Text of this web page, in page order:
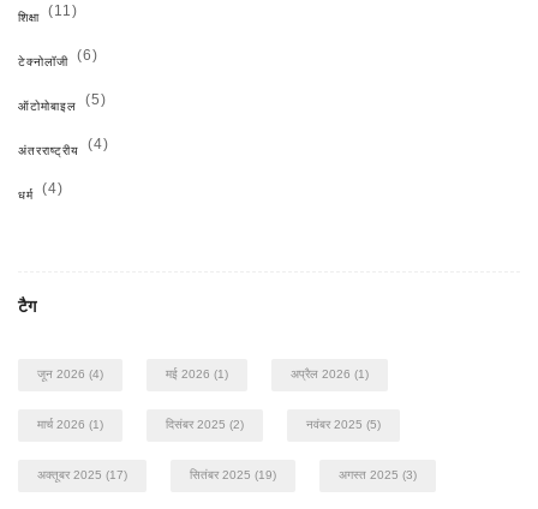
शिक्षा (11)
टेक्नोलॉजी (6)
ऑटोमोबाइल (5)
अंतरराष्ट्रीय (4)
धर्म (4)
टैग
जून 2026 (4) मई 2026 (1) अप्रैल 2026 (1)
मार्च 2026 (1) दिसंबर 2025 (2) नवंबर 2025 (5)
अक्तूबर 2025 (17) सितंबर 2025 (19) अगस्त 2025 (3)